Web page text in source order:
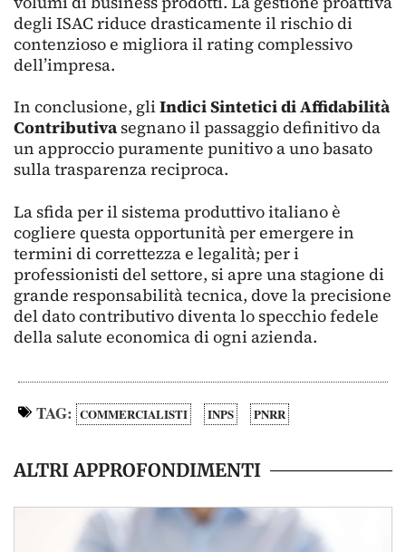
degli ISAC riduce drasticamente il rischio di
contenzioso e migliora il rating complessivo
dell’impresa.
In conclusione, gliIndici Sintetici di Affidabilità
Contributiva segnano il passaggio definitivo da
un approccio puramente punitivo a uno basato
sulla trasparenza reciproca.
La sfida per il sistema produttivo italiano è
cogliere questa opportunità per emergere in
termini di correttezza e legalità; per i
professionisti del settore, si apre una stagione di
grande responsabilità tecnica, dove la precisione
del dato contributivo diventa lo specchio fedele
della salute economica di ogni azienda.
TAG: COMMERCIALISTI INPS PNRR
ALTRI APPROFONDIMENTI